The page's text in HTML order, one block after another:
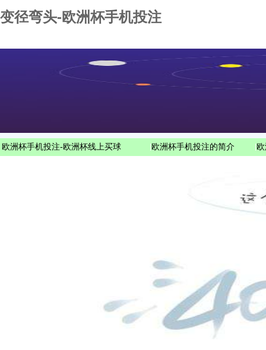
变径弯头-欧洲杯手机投注
欧洲杯手机投注-欧洲杯线上买球 欧洲杯手机投注的简介